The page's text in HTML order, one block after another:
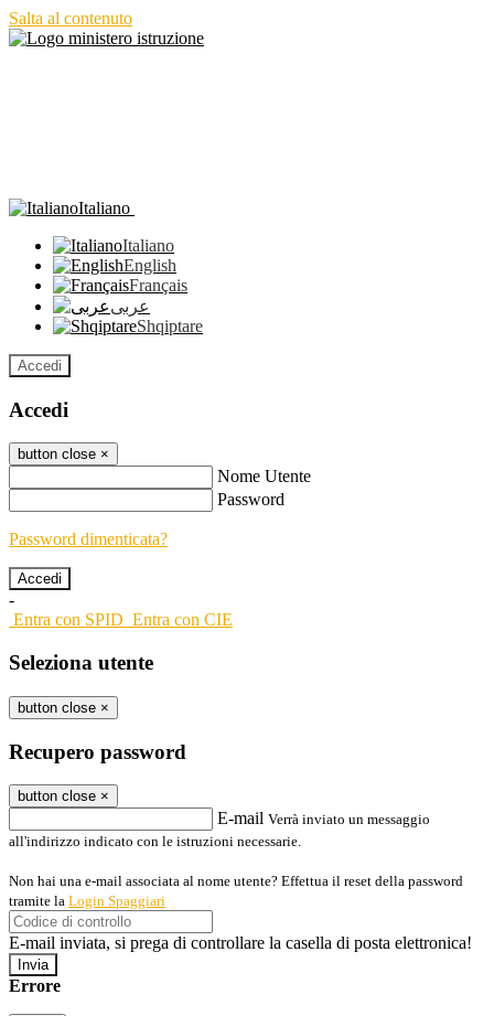
Salta al contenuto
Italiano
Italiano
English
Français
عربى
Shqiptare
Accedi
Accedi
button close ×
Nome Utente
Password
Password dimenticata?
-
Entra con SPID Entra con CIE
Seleziona utente
button close ×
Recupero password
button close ×
E-mail Verrà inviato un messaggio
all'indirizzo indicato con le istruzioni necessarie.
Non hai una e-mail associata al nome utente? Effettua il reset della password
tramite la Login Spaggiari
E-mail inviata, si prega di controllare la casella di posta elettronica!
Errore